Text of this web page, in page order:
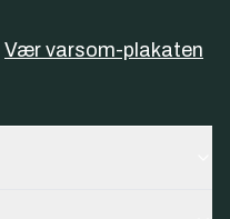
Vær varsom-plakaten